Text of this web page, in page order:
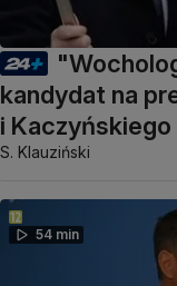
kandydat na
i Kaczyńskiego
S. Klauziński
54 min